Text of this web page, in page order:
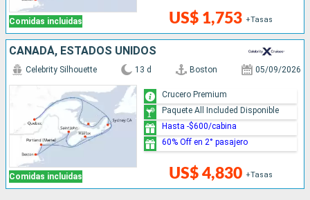
Comidas incluidas US$ 1,753 +Tasas
CANADÁ, ESTADOS UNIDOS
Comidas incluidas
Celebrity Silhouette 13 d Boston 05/09/2026
US$ 4,830 +Tasas
Crucero Premium
Paquete All Included Disponible
Hasta -$600/cabina
60% Off en 2° pasajero